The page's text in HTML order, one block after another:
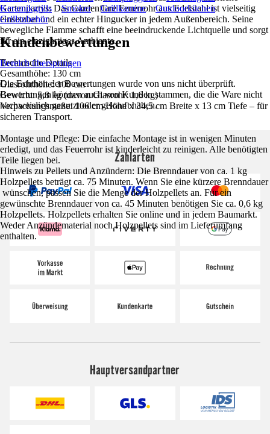
Gartenpartys: Das Gardenflare Feuerrohr aus Edelstahl ist vielseitig
einsetzbar und ein echter Hingucker in jedem Außenbereich. Seine
bewegliche Flamme schafft eine beeindruckende Lichtquelle und sorgt
für ein einzigartiges Ambiente.
Technische Details
Gesamthöhe: 130 cm
Glasrohrhöhe: 100 cm
Gewicht: 5,8 kg (davon Glasrohr: 1,6 kg)
Verpackungsmaße: 106 cm Höhe x 34,5 cm Breite x 13 cm Tiefe – für
sicheren Transport.
Montage und Pflege: Die einfache Montage ist in wenigen Minuten
erledigt, und das Feuerrohr ist kinderleicht zu reinigen. Alle benötigten
Teile liegen bei.
Hinweis zu Pellets und Anzündern: Die Brenndauer von ca. 1 kg
Holzpellets beträgt ca. 75 Minuten. Wenn Sie eine kürzere Brenndauer
wünschen, passen Sie die Menge der Holzpellets an. Für ein
gewünschte Brenndauer von ca. 45 Minuten benötigen Sie ca. 0,6 kg
Holzpellets. Holzpellets erhalten Sie online und in jedem Baumarkt.
Weder Anzündematerial noch Holzpellets sind im Lieferumfang
enthalten.
Keramikgrills
Smoker Grillkamine
Outdoorküchen
Grillzubehör
Kundenbewertungen
Bereich überspringen
Die Echtheit der Bewertungen wurde von uns nicht überprüft.
Bewertungen können auch von Kunden stammen, die die Ware nicht
nachweislich genutzt oder gekauft haben.
Zahlarten
Hauptversandpartner